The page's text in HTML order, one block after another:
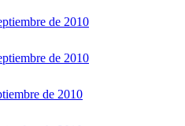
de 2010
de 2010
de 2010